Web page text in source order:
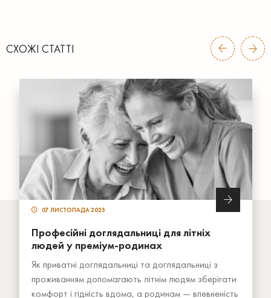
СХОЖІ СТАТТІ
07 ЛИСТОПАДА 2025
Професійні доглядальниці для літніх
людей у преміум-родинах
Як приватні доглядальниці та доглядальниці з
проживанням допомагають літнім людям зберігати
комфорт і гідність вдома, а родинам — впевненість